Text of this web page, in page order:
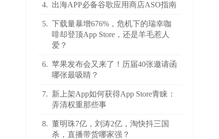
4. 出海APP必备谷歌应用商店ASO指南
5. 下载量暴增676%，危机下的瑞幸咖
啡却登顶App Store，还是羊毛惹人
爱？
6. 苹果发布会又来了！历届40张邀请函
哪张最吸睛？
7. 新上架App如何获得App Store青睐：
弄清权重那些事
8. 董明珠7亿，刘涛2亿，淘快抖三国
杀，直播带货哪家强？